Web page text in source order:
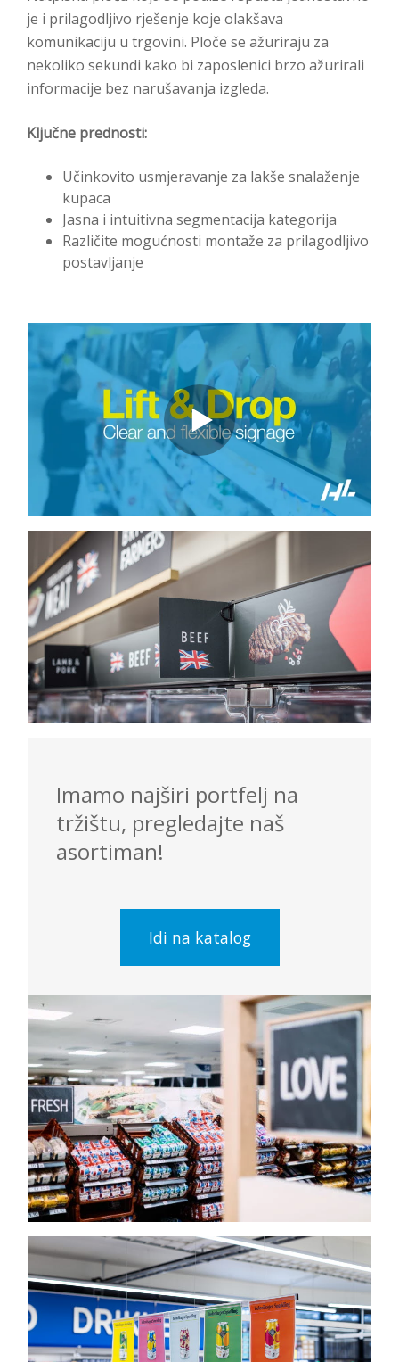
je i prilagodljivo rješenje koje olakšava
komunikaciju u trgovini. Ploče se ažuriraju za
nekoliko sekundi kako bi zaposlenici brzo ažurirali
informacije bez narušavanja izgleda.
Ključne prednosti:
Učinkovito usmjeravanje za lakše snalaženje
kupaca
Jasna i intuitivna segmentacija kategorija
Različite mogućnosti montaže za prilagodljivo
postavljanje
Imamo najširi portfelj na
tržištu, pregledajte naš
asortiman!
Idi na katalog